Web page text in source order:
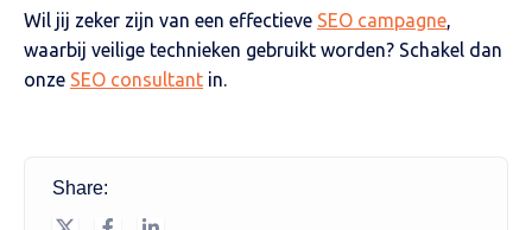
Wil jij zeker zijn van een effectieve SEO campagne,
waarbij veilige technieken gebruikt worden? Schakel dan
onze SEO consultant in.
Share: